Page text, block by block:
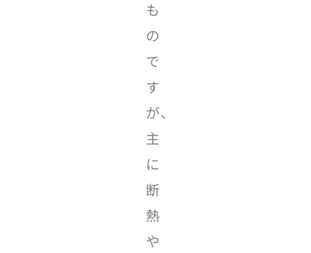
も
の
で
す
が、
主
に
断
熱
や